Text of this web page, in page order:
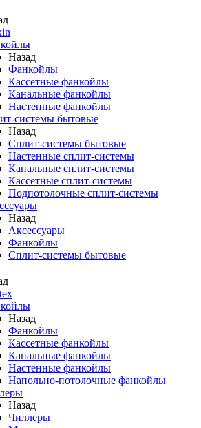
Назад
Фанкойлы
Кассетные фанкойлы
Канальные фанкойлы
Настенные фанкойлы
системы бытовые
Назад
Сплит-системы бытовые
Настенные сплит-системы
Канальные сплит-системы
Кассетные сплит-системы
Подпотолочные сплит-системы
Назад
Аксессуары
Фанкойлы
Сплит-системы бытовые
Назад
Фанкойлы
Кассетные фанкойлы
Канальные фанкойлы
Настенные фанкойлы
Напольно-потолочные фанкойлы
Назад
Чиллеры